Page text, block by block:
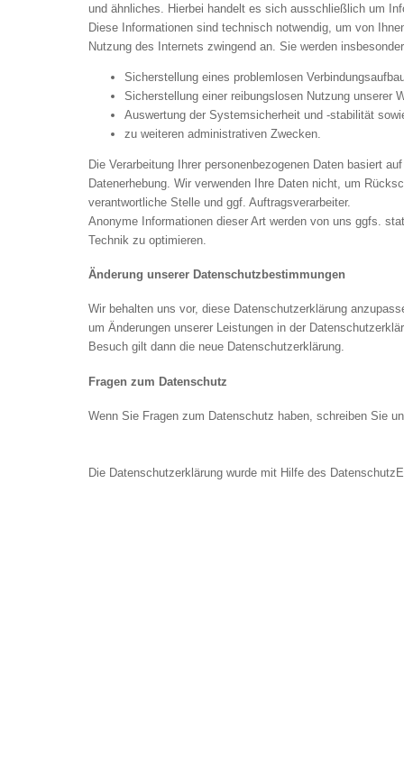
und ähnliches. Hierbei handelt es sich ausschließlich um
Diese Informationen sind technisch notwendig, um von
Nutzung des Internets zwingend an. Sie werden
Sicherstellung eines problemlosen
Sicherstellung einer reibungslosen Nutzung unserer
Auswertung der Systemsicherheit und -stabilität
zu weiteren administrativen Zwecken.
Die Verarbeitung Ihrer personenbezogenen Daten basiert
Datenerhebung. Wir verwenden Ihre Daten nicht, um
verantwortliche Stelle und ggf. Auftragsverarbeiter.
Anonyme Informationen dieser Art werden von uns ggfs.
Technik zu optimieren.
Änderung unserer Datenschutzbestimmungen
Wir behalten uns vor, diese Datenschutzerklärung
um Änderungen unserer Leistungen in der
Besuch gilt dann die neue Datenschutzerklärung.
Fragen zum Datenschutz
Wenn Sie Fragen zum Datenschutz haben, schreiben Sie
Die Datenschutzerklärung wurde mit Hilfe des